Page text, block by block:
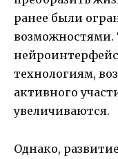
ранее были
возможностями.
технологиям,
активного
увеличиваются.
Однако,